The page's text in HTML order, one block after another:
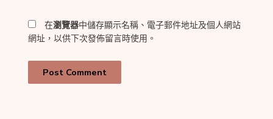
在瀏覽器中儲存顯示名稱、電子郵件地址及個人網站
網址，以供下次發佈留言時使用。